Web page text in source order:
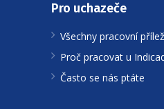
Pro uchazeče
Všechny pracovní
Proč pracovat u
Často se nás ptáte